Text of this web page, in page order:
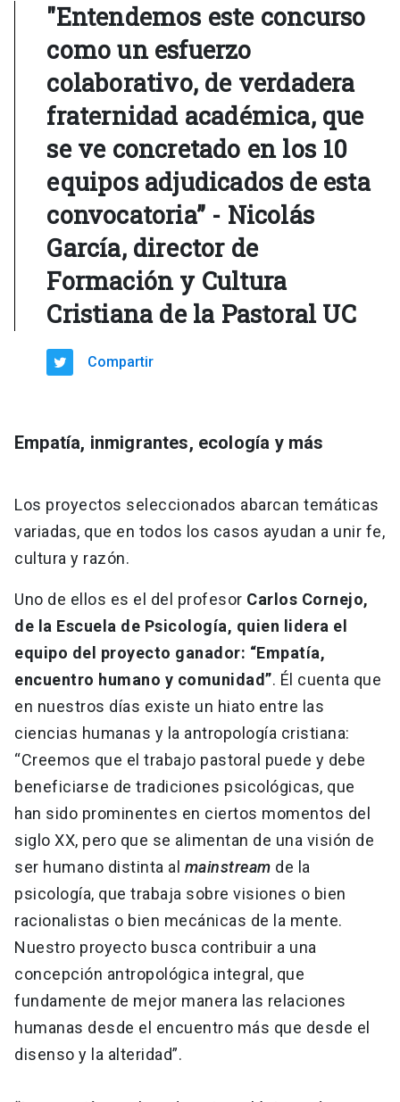
"Entendemos este concurso
como un esfuerzo
colaborativo, de verdadera
fraternidad académica, que
se ve concretado en los 10
equipos adjudicados de esta
convocatoria” - Nicolás
García, director de
Formación y Cultura
Cristiana de la Pastoral UC
Compartir
Empatía, inmigrantes, ecología y más
Los proyectos seleccionados abarcan temáticas
variadas, que en todos los casos ayudan a unir fe,
cultura y razón.
Uno de ellos es el del profesor Carlos Cornejo,
de la Escuela de Psicología, quien lidera el
equipo del proyecto ganador: “Empatía,
encuentro humano y comunidad”. Él cuenta que
en nuestros días existe un hiato entre las
ciencias humanas y la antropología cristiana:
“Creemos que el trabajo pastoral puede y debe
beneficiarse de tradiciones psicológicas, que
han sido prominentes en ciertos momentos del
siglo XX, pero que se alimentan de una visión de
ser humano distinta al mainstream de la
psicología, que trabaja sobre visiones o bien
racionalistas o bien mecánicas de la mente.
Nuestro proyecto busca contribuir a una
concepción antropológica integral, que
fundamente de mejor manera las relaciones
humanas desde el encuentro más que desde el
disenso y la alteridad”.